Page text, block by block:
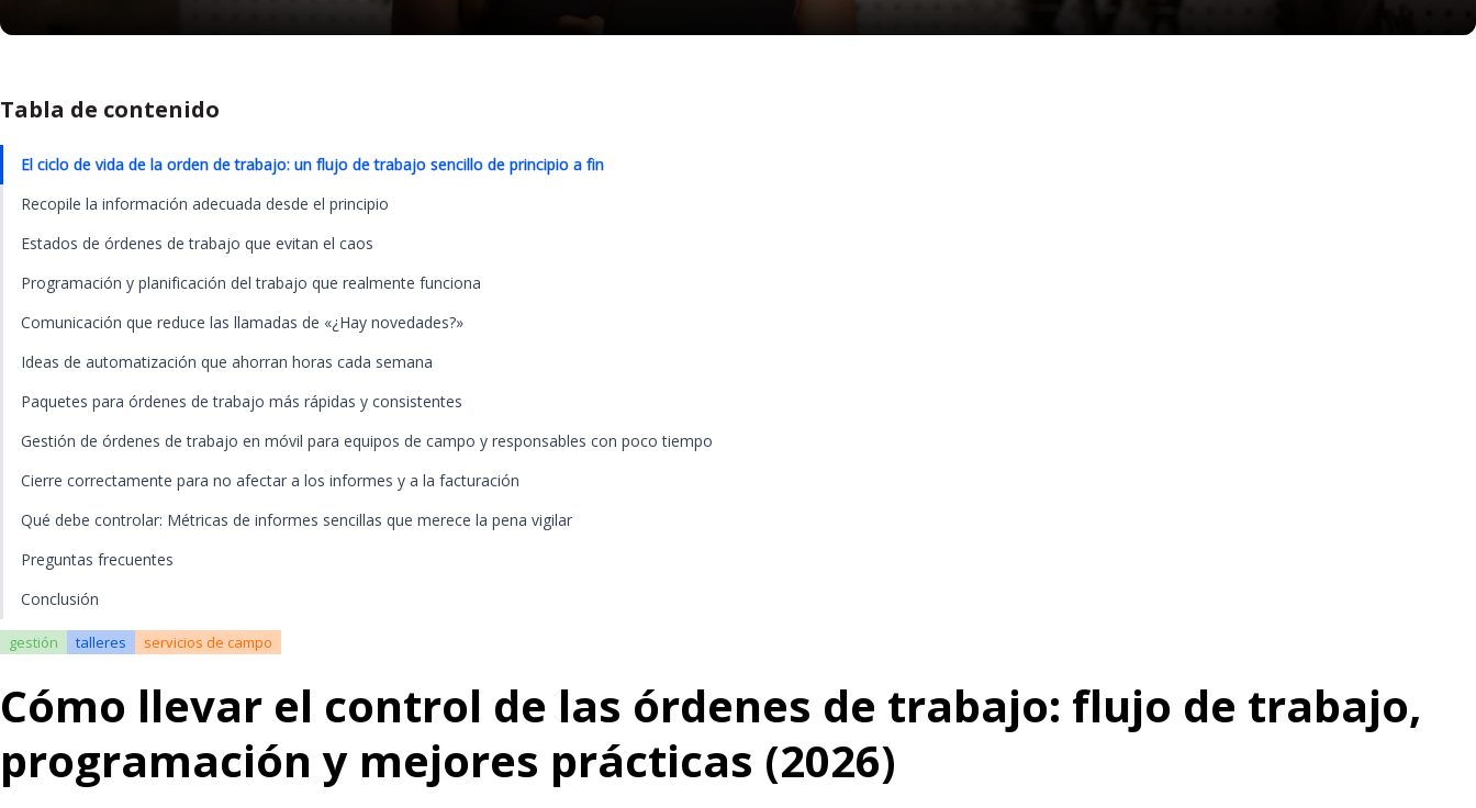
Tabla de contenido
El ciclo de vida de la orden de trabajo: un flujo de trabajo sencillo de principio a fin
Recopile la información adecuada desde el principio
Estados de órdenes de trabajo que evitan el caos
Programación y planificación del trabajo que realmente funciona
Comunicación que reduce las llamadas de «¿Hay novedades?»
Ideas de automatización que ahorran horas cada semana
Paquetes para órdenes de trabajo más rápidas y consistentes
Gestión de órdenes de trabajo en móvil para equipos de campo y responsables con poco tiempo
Cierre correctamente para no afectar a los informes y a la facturación
Qué debe controlar: Métricas de informes sencillas que merece la pena vigilar
Preguntas frecuentes
Conclusión
gestión talleres servicios de campo
Cómo llevar el control de las órdenes de trabajo: flujo de trabajo,
programación y mejores prácticas (2026)